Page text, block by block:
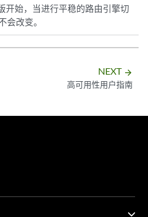
开始，当进行平稳的路由引擎切
会改变。
NEXT arrow_forward
高可用性用户指南